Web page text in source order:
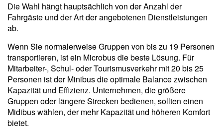
Die Wahl hängt hauptsächlich von der Anzahl der
Fahrgäste und der Art der angebotenen Dienstleistungen
ab.
Wenn Sie normalerweise Gruppen von bis zu 19 Personen
transportieren, ist ein Microbus die beste Lösung. Für
Mitarbeiter-, Schul- oder Tourismusverkehr mit 20 bis 25
Personen ist der Minibus die optimale Balance zwischen
Kapazität und Effizienz. Unternehmen, die größere
Gruppen oder längere Strecken bedienen, sollten einen
Midibus wählen, der mehr Kapazität und höheren Komfort
bietet.